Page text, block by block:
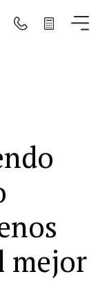
mejor